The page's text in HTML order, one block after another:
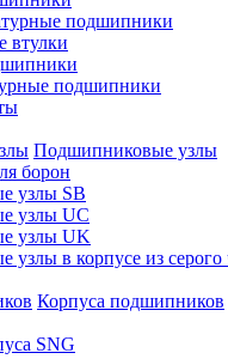
подшипники
втулки
подшипники
Подшипниковые узлы
борон
узлы SB
узлы UC
узлы UK
в корпусе из серого
Корпуса подшипников
SNG